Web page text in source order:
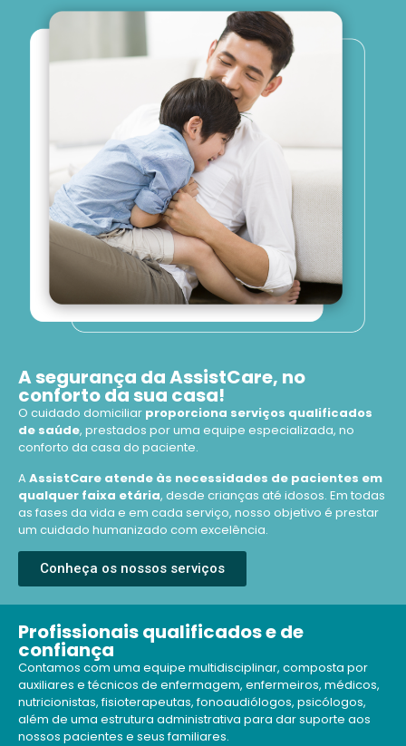
A segurança da AssistCare, no
conforto da sua casa!
O cuidado domiciliar proporciona serviços qualificados
de saúde, prestados por uma equipe especializada, no
conforto da casa do paciente.
AAssistCare atende às necessidades de pacientes em
qualquer faixa etária, desde crianças até idosos. Em todas
as fases da vida e em cada serviço, nosso objetivo é prestar
um cuidado humanizado com excelência.
Conheça os nossos serviços
Profissionais qualificados e de
confiança
Contamos com uma equipe multidisciplinar, composta por
auxiliares e técnicos de enfermagem, enfermeiros, médicos,
nutricionistas, fisioterapeutas, fonoaudiólogos, psicólogos,
além de uma estrutura administrativa para dar suporte aos
nossos pacientes e seus familiares.